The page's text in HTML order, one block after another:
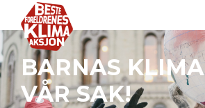
BARNAS KLIMA
VÅR SAK!